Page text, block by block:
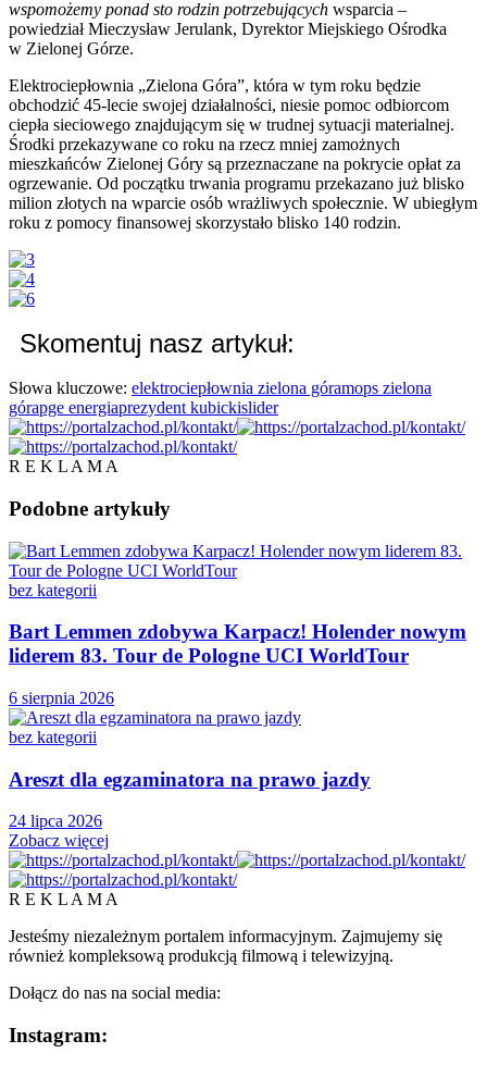
wspomożemy ponad sto rodzin potrzebujących wsparcia –
powiedział Mieczysław Jerulank, Dyrektor Miejskiego Ośrodka
w Zielonej Górze.
Elektrociepłownia „Zielona Góra”, która w tym roku będzie
obchodzić 45-lecie swojej działalności, niesie pomoc odbiorcom
ciepła sieciowego znajdującym się w trudnej sytuacji materialnej.
Środki przekazywane co roku na rzecz mniej zamożnych
mieszkańców Zielonej Góry są przeznaczane na pokrycie opłat za
ogrzewanie. Od początku trwania programu przekazano już blisko
milion złotych na wparcie osób wrażliwych społecznie. W ubiegłym
roku z pomocy finansowej skorzystało blisko 140 rodzin.
Skomentuj nasz artykuł:
Słowa kluczowe: elektrociepłownia zielona góramops zielona
górapge energiaprezydent kubickislider
R E K L A M A
Podobne artykuły
bez kategorii
Bart Lemmen zdobywa Karpacz! Holender nowym
liderem 83. Tour de Pologne UCI WorldTour
6 sierpnia 2026
bez kategorii
Areszt dla egzaminatora na prawo jazdy
24 lipca 2026
Zobacz więcej
R E K L A M A
Jesteśmy niezależnym portalem informacyjnym. Zajmujemy się
również kompleksową produkcją filmową i telewizyjną.
Dołącz do nas na social media:
Instagram: